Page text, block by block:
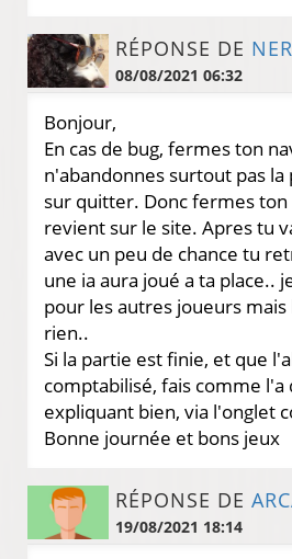
RÉPONSE DE
08/08/2021 06:32
Bonjour,
En cas de bug, fermes ton
n'abandonnes surtout pas
sur quitter. Donc fermes
revient sur le site. Apres tu
avec un peu de chance tu
une ia aura joué a ta place..
pour les autres joueurs
rien..
Si la partie est finie, et que
comptabilisé, fais comme l'a
expliquant bien, via l'onglet
Bonne journée et bons jeux
RÉPONSE DE
19/08/2021 18:14